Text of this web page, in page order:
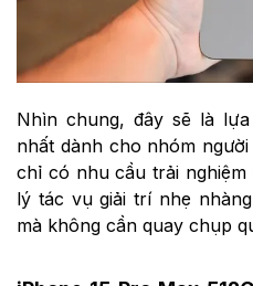
Nhìn chung, đây sẽ là
nhất dành cho nhóm
chỉ có nhu cầu trải
lý tác vụ giải trí nhẹ
mà không cần quay chụp